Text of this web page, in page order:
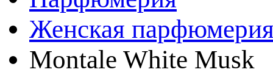
Женская
Montale White Musk